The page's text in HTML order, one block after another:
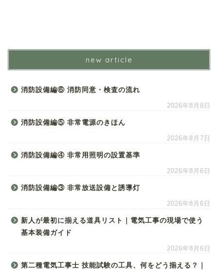
new article
消防設備編⑥ 消防同意・検査の流れ
2026年8月8日
消防設備編⑤ 非常電源のきほん
2026年8月7日
消防設備編④ 非常用照明の設置基準
2026年8月6日
消防設備編③ 非常放送設備と誘導灯
2026年8月6日
新人が最初に揃える道具リスト｜電気工事の現場で使う
基本装備ガイド
2026年8月6日
第二種電気工事士 技能試験の工具、何をどう揃える？｜